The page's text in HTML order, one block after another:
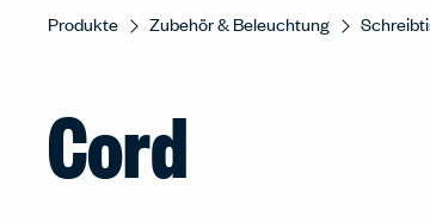
Produkte Zubehör & Beleuchtung
Cord